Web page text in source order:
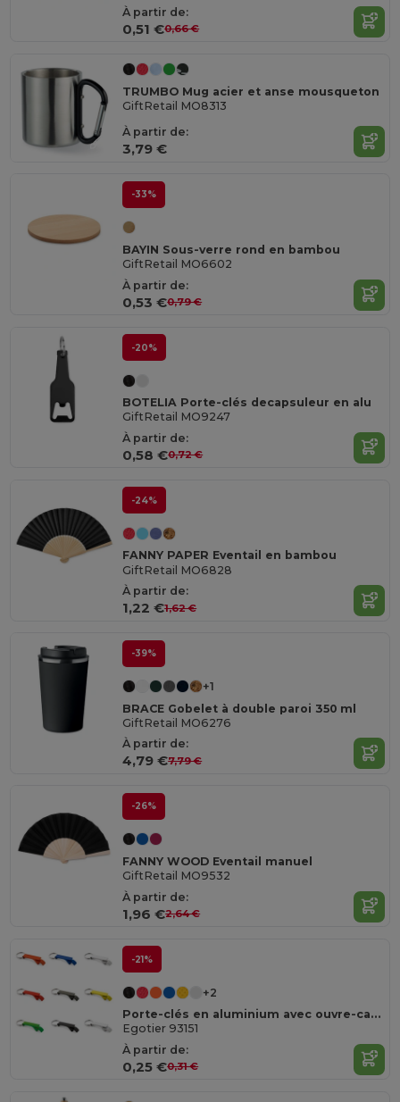
À partir de:
0,51 €0,66 €
TRUMBO Mug acier et anse mousqueton
GiftRetail MO8313
À partir de:
3,79 €
-33%
BAYIN Sous-verre rond en bambou
GiftRetail MO6602
À partir de:
0,53 €0,79 €
-20%
BOTELIA Porte-clés decapsuleur en alu
GiftRetail MO9247
À partir de:
0,58 €0,72 €
-24%
FANNY PAPER Eventail en bambou
GiftRetail MO6828
À partir de:
1,22 €1,62 €
-39%
+1
BRACE Gobelet à double paroi 350 ml
GiftRetail MO6276
À partir de:
4,79 €7,79 €
-26%
FANNY WOOD Eventail manuel
GiftRetail MO9532
À partir de:
1,96 €2,64 €
-21%
+2
Porte-clés en aluminium avec ouvre-capsules
Egotier 93151
À partir de:
0,25 €0,31 €